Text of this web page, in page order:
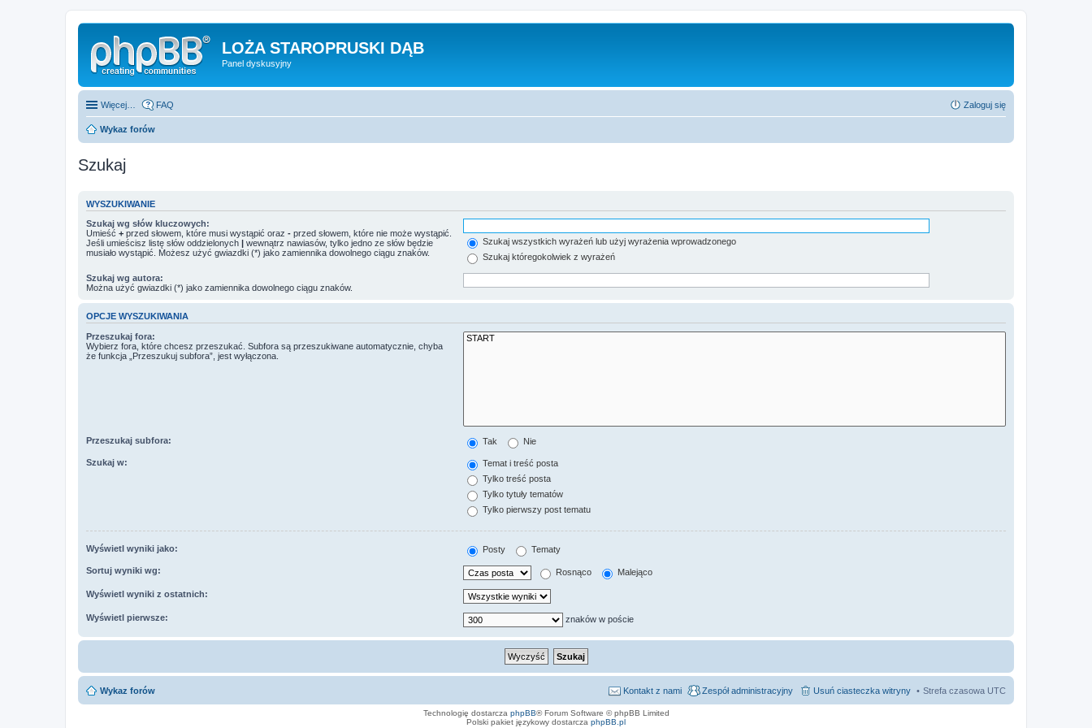
LOŻA STAROPRUSKI DĄB
Panel dyskusyjny
Więcej… FAQ Zaloguj się
Wykaz forów
Szukaj
WYSZUKIWANIE
Szukaj wg słów kluczowych:
Umieść + przed słowem, które musi wystąpić oraz - przed słowem, które nie może wystąpić.
Jeśli umieścisz listę słów oddzielonych | wewnątrz nawiasów, tylko jedno ze słów będzie
musiało wystąpić. Możesz użyć gwiazdki (*) jako zamiennika dowolnego ciągu znaków.
Szukaj wszystkich wyrażeń lub użyj wyrażenia wprowadzonego
Szukaj któregokolwiek z wyrażeń
Szukaj wg autora:
Można użyć gwiazdki (*) jako zamiennika dowolnego ciągu znaków.
OPCJE WYSZUKIWANIA
Przeszukaj fora:
Wybierz fora, które chcesz przeszukać. Subfora są przeszukiwane automatycznie, chyba
że funkcja „Przeszukuj subfora”, jest wyłączona.
Przeszukaj subfora: Tak Nie
Szukaj w:
Temat i treść posta
Tylko treść posta
Tylko tytuły tematów
Tylko pierwszy post tematu
Wyświetl wyniki jako: Posty Tematy
Sortuj wyniki wg: Rosnąco Malejąco
Wyświetl wyniki z ostatnich:
Wyświetl pierwsze: znaków w poście
Wykaz forów Strefa czasowa UTC
Usuń ciasteczka witryny
Zespół administracyjny
Kontakt z nami
Technologię dostarcza phpBB® Forum Software © phpBB Limited
Polski pakiet językowy dostarcza phpBB.pl